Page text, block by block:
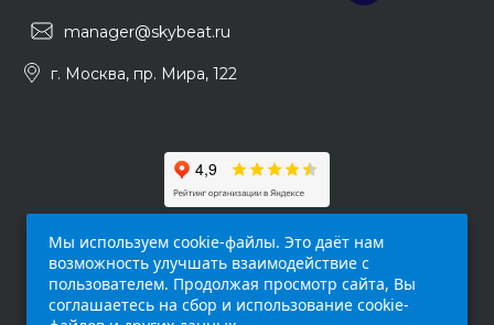
manager@skybeat.ru
г. Москва, пр. Мира, 122
Мы используем cookie-файлы. Это даёт нам
возможность улучшать взаимодействие с
пользователем. Продолжая просмотр сайта, Вы
соглашаетесь на сбор и использование cookie-